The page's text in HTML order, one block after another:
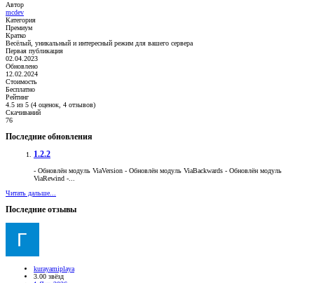
Автор
mcdev
Категория
Премиум
Кратко
Весёлый, уникальный и интересный режим для вашего сервера
Первая публикация
02.04.2023
Обновлено
12.02.2024
Стоимость
Бесплатно
Рейтинг
4.5 из 5 (4 оценок, 4 отзывов)
Скачиваний
76
Последние обновления
1.2.2
- Обновлён модуль ViaVersion - Обновлён модуль ViaBackwards - Обновлён модуль
ViaRewind -...
Читать дальше...
Последние отзывы
kurayamiplaya
3.00 звёзд